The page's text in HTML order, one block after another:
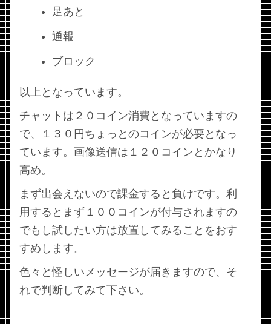
足あと
通報
ブロック
以上となっています。
チャットは２０コイン消費となっていますの
で、１３０円ちょっとのコインが必要となっ
ています。画像送信は１２０コインとかなり
高め。
まず出会えないので課金すると負けです。利
用するとまず１００コインが付与されますの
でもし試したい方は放置してみることをおす
すめします。
色々と怪しいメッセージが届きますので、そ
れで判断してみて下さい。